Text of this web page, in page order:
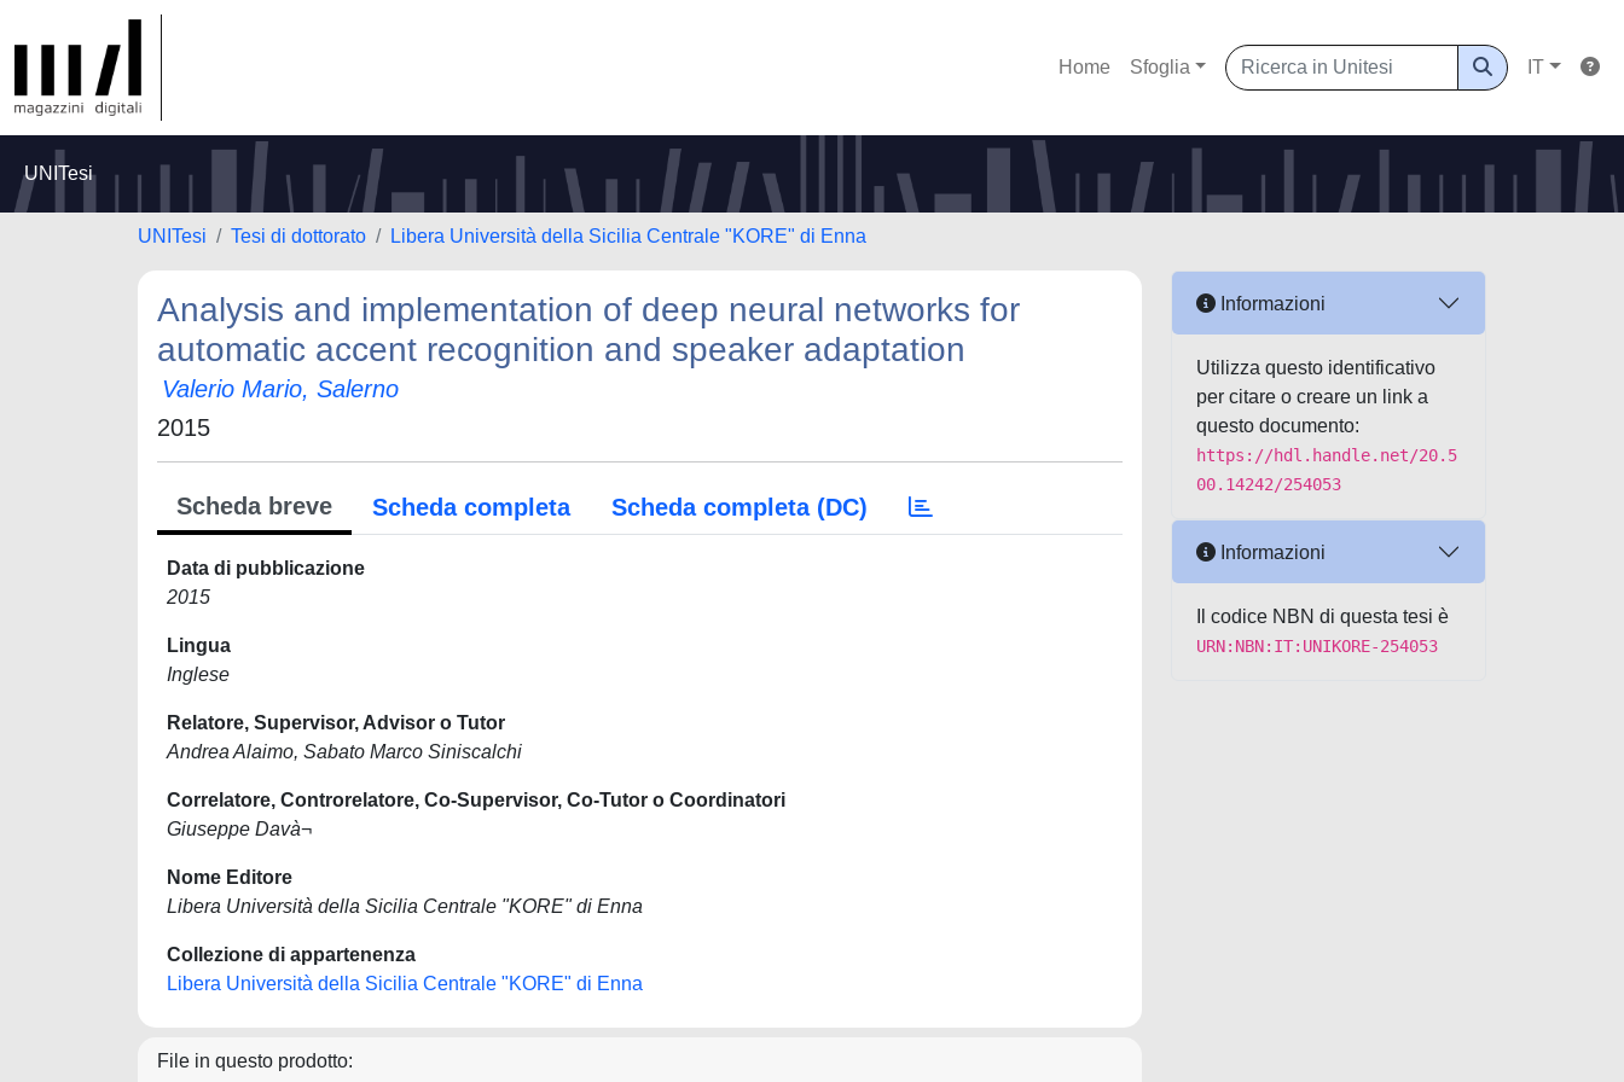
Home Sfoglia IT
UNITesi
UNITesi Tesi di dottorato Libera Università della Sicilia Centrale "KORE" di Enna
Analysis and implementation of deep neural networks for
automatic accent recognition and speaker adaptation
Valerio Mario, Salerno
2015
Scheda breve Scheda completa Scheda completa (DC)
Data di pubblicazione
2015
Lingua
Inglese
Relatore, Supervisor, Advisor o Tutor
Andrea Alaimo, Sabato Marco Siniscalchi
Correlatore, Controrelatore, Co-Supervisor, Co-Tutor o Coordinatori
Giuseppe Davà¬
Nome Editore
Libera Università della Sicilia Centrale "KORE" di Enna
Collezione di appartenenza
Libera Università della Sicilia Centrale "KORE" di Enna
File in questo prodotto:
Informazioni
Utilizza questo identificativo
per citare o creare un link a
questo documento:
https://hdl.handle.net/20.5
00.14242/254053
Informazioni
Il codice NBN di questa tesi è
URN:NBN:IT:UNIKORE-254053